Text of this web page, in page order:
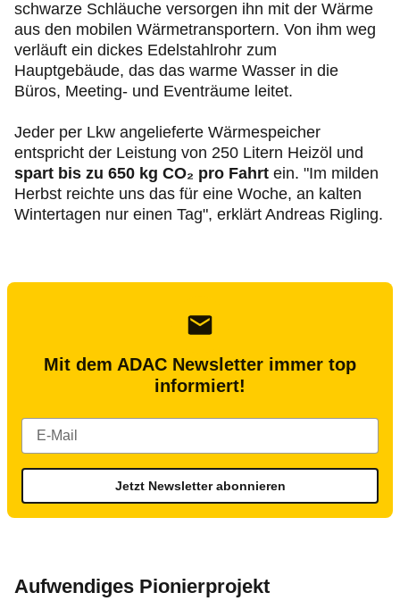
schwarze Schläuche versorgen ihn mit der Wärme
aus den mobilen Wärmetransportern. Von ihm weg
verläuft ein dickes Edelstahlrohr zum
Hauptgebäude, das das warme Wasser in die
Büros, Meeting- und Eventräume leitet.
Jeder per Lkw angelieferte Wärmespeicher
entspricht der Leistung von 250 Litern Heizöl und
spart bis zu 650 kg CO₂ pro Fahrt ein. "Im milden
Herbst reichte uns das für eine Woche, an kalten
Wintertagen nur einen Tag", erklärt Andreas Rigling.
Mit dem ADAC Newsletter immer top
informiert!
Jetzt Newsletter abonnieren
Aufwendiges Pionierprojekt